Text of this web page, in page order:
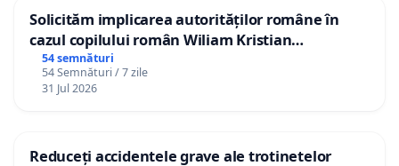
Solicităm implicarea autorităților române în
cazul copilului român Wiliam Kristian
Gheorghe, aflat în plasament în Danemarca de
12 ani
54 semnături
54 Semnături / 7 zile
31 Jul 2026
Reduceți accidentele grave ale trotinetelor